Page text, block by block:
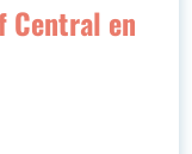
Central en